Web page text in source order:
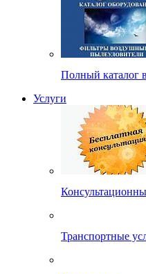
Полный каталог
Услуги
Транспортные